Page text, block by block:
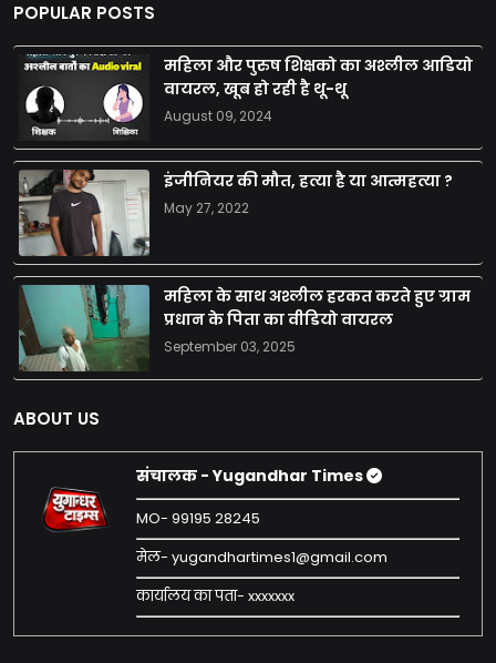
POPULAR POSTS
महिला और पुरुष शिक्षको का अश्लील आडियो
वायरल, खूब हो रही है थू-थू
August 09, 2024
इंजीनियर की मौत, हत्या है या आत्महत्या ?
May 27, 2022
महिला के साथ अश्लील हरकत करते हुए ग्राम
प्रधान के पिता का वीडियो वायरल
September 03, 2025
ABOUT US
संचालक - Yugandhar Times
MO- 99195 28245
मेल- yugandhartimes1@gmail.com
कार्यालय का पता- xxxxxxx